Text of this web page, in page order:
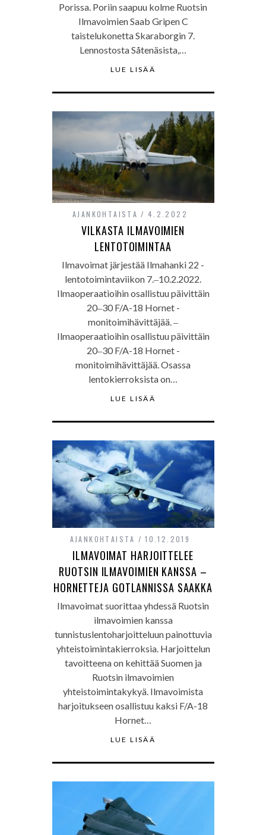
Porissa. Poriin saapuu kolme Ruotsin
Ilmavoimien Saab Gripen C
taistelukonetta Skaraborgin 7.
Lennostosta Såtenäsista,…
LUE LISÄÄ
AJANKOHTAISTA 4.2.2022
VILKASTA ILMAVOIMIEN
LENTOTOIMINTAA
Ilmavoimat järjestää Ilmahanki 22 -
lentotoimintaviikon 7.‒10.2.2022.
Ilmaoperaatioihin osallistuu päivittäin
20‒30 F/A-18 Hornet -
monitoimihävittäjää. ‒
Ilmaoperaatioihin osallistuu päivittäin
20‒30 F/A-18 Hornet -
monitoimihävittäjää. Osassa
lentokierroksista on…
LUE LISÄÄ
AJANKOHTAISTA 10.12.2019
ILMAVOIMAT HARJOITTELEE
RUOTSIN ILMAVOIMIEN KANSSA –
HORNETTEJA GOTLANNISSA SAAKKA
Ilmavoimat suorittaa yhdessä Ruotsin
ilmavoimien kanssa
tunnistuslentoharjoitteluun painottuvia
yhteistoimintakierroksia. Harjoittelun
tavoitteena on kehittää Suomen ja
Ruotsin ilmavoimien
yhteistoimintakykyä. Ilmavoimista
harjoitukseen osallistuu kaksi F/A-18
Hornet…
LUE LISÄÄ